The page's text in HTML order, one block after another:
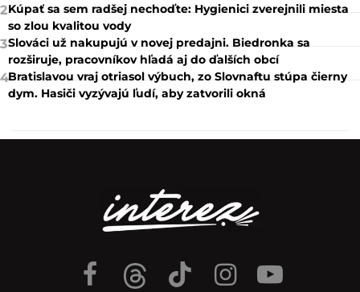
2Kúpať sa sem radšej nechoďte: Hygienici zverejnili miesta
so zlou kvalitou vody
3Slováci už nakupujú v novej predajni. Biedronka sa
rozširuje, pracovníkov hľadá aj do ďalších obcí
4Bratislavou vraj otriasol výbuch, zo Slovnaftu stúpa čierny
dym. Hasiči vyzývajú ľudí, aby zatvorili okná